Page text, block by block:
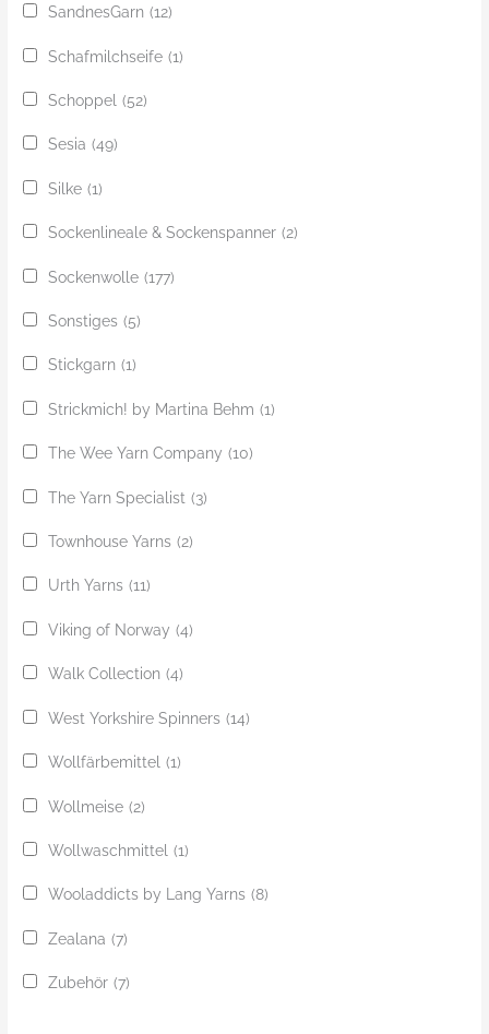
SandnesGarn (12)
Schafmilchseife (1)
Schoppel (52)
Sesia (49)
Silke (1)
Sockenlineale & Sockenspanner (2)
Sockenwolle (177)
Sonstiges (5)
Stickgarn (1)
Strickmich! by Martina Behm (1)
The Wee Yarn Company (10)
The Yarn Specialist (3)
Townhouse Yarns (2)
Urth Yarns (11)
Viking of Norway (4)
Walk Collection (4)
West Yorkshire Spinners (14)
Wollfärbemittel (1)
Wollmeise (2)
Wollwaschmittel (1)
Wooladdicts by Lang Yarns (8)
Zealana (7)
Zubehör (7)